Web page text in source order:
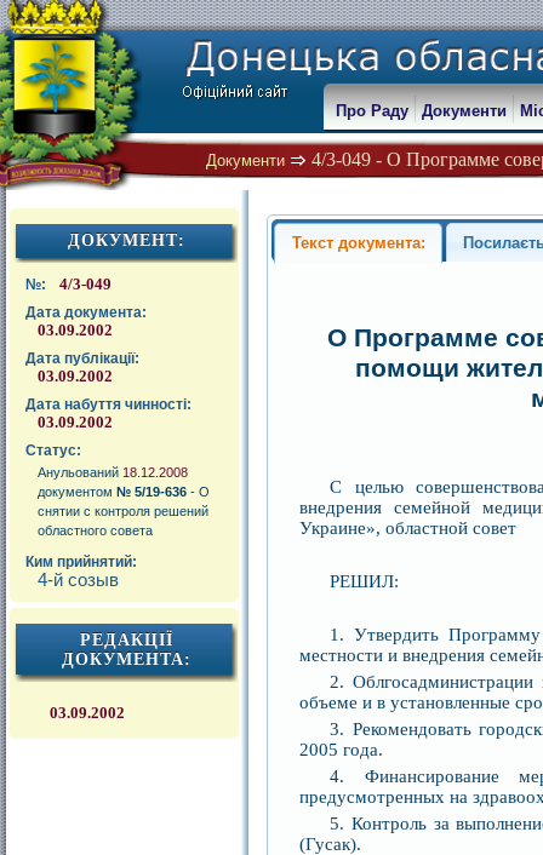
Документи 4/3-049 - О Программе
Про Раду Документи
ДОКУМЕНТ:
№: 4/3-049
Дата документа:
03.09.2002
Дата публікації:
03.09.2002
Дата набуття чинності:
03.09.2002
Статус:
Анульований 18.12.2008
документом № 5/19-636 - О
снятии с контроля решений
областного совета
Ким прийнятий:
4-й созыв
РЕДАКЦІЇ
ДОКУМЕНТА:
03.09.2002
Текст документа:
О Программе
помощи
С целью
внедрения семейной
Украине», областной совет
РЕШИЛ:
1. Утвердить Программу
местности и внедрения
2.
объеме и в установленные
3. Рекомендовать
2005 года.
4. Финансирование
предусмотренных на
5. Контроль за
(Гусак).